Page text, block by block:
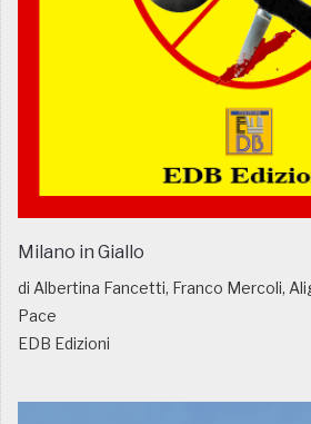
Milano in Giallo
di Albertina Fancetti, Franco Mercoli,
Pace
EDB Edizioni